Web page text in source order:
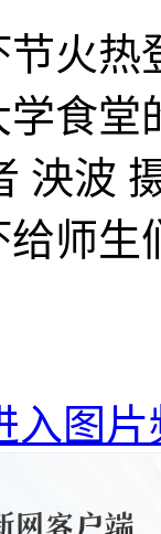
节火
食
泱波
给师
入图片